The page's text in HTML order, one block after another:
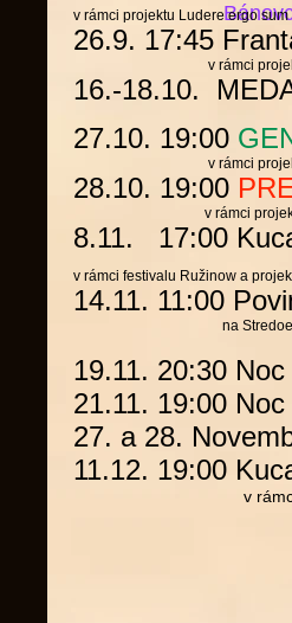
v rámci projektu Ludere ergo sum
26.9. 17:45
v rámci
16.-18.10.
27.10. 19:00
v rámci
28.10. 19:00
v rámci
8.11. 17:00
v rámci festivalu Ružinow a
14.11. 11:00
na
19.11. 20:30
21.11. 19:00
27. a 28.
11.12. 19:00
v